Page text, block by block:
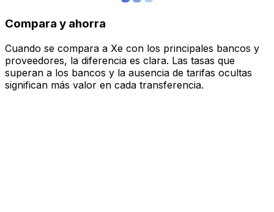
Compara y ahorra
Cuando se compara a Xe con los principales bancos y
proveedores, la diferencia es clara. Las tasas que
superan a los bancos y la ausencia de tarifas ocultas
significan más valor en cada transferencia.